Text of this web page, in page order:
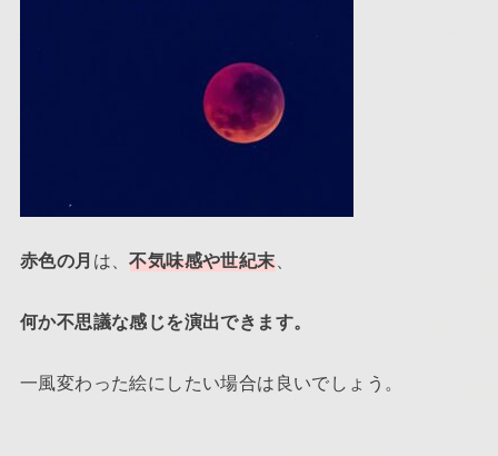
赤色の月 は、不気味感や世紀末
何か不思議な感じを演出できます。
一風変わった絵にしたい場合は良いでしょう。